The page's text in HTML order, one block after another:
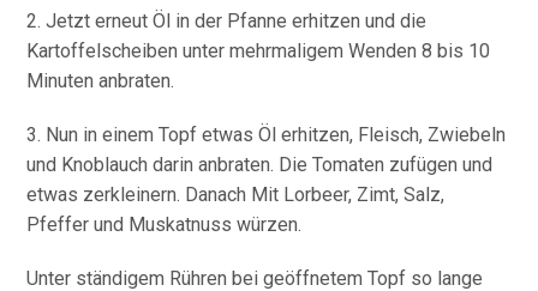
2. Jetzt erneut Öl in der Pfanne erhitzen und die
Kartoffelscheiben unter mehrmaligem Wenden 8 bis 10
Minuten anbraten.
3. Nun in einem Topf etwas Öl erhitzen, Fleisch, Zwiebeln
und Knoblauch darin anbraten. Die Tomaten zufügen und
etwas zerkleinern. Danach Mit Lorbeer, Zimt, Salz,
Pfeffer und Muskatnuss würzen.
Unter ständigem Rühren bei geöffnetem Topf so lange